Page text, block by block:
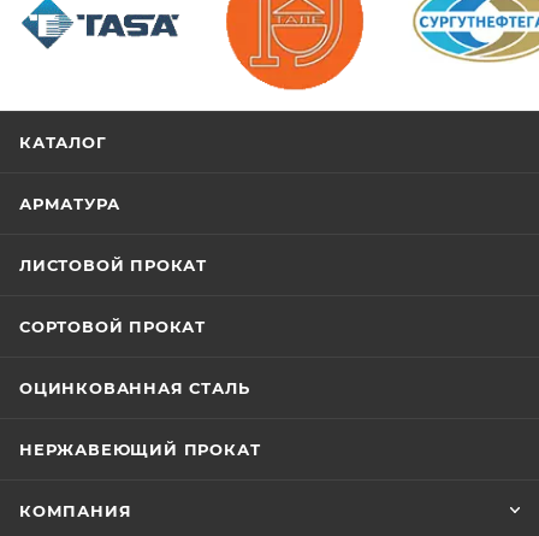
КАТАЛОГ
АРМАТУРА
ЛИСТОВОЙ ПРОКАТ
СОРТОВОЙ ПРОКАТ
ОЦИНКОВАННАЯ СТАЛЬ
НЕРЖАВЕЮЩИЙ ПРОКАТ
КОМПАНИЯ